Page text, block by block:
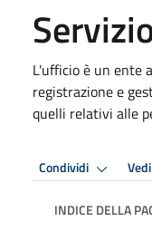
L'ufficio è un ente
registrazione e
quelli relativi alle
Condividi
INDICE DELLA